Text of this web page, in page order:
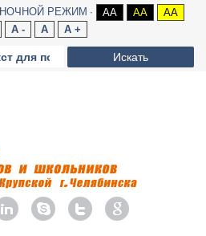
НОЧНОЙ РЕЖИМ AA AA
AA
A -
A A +
Искать